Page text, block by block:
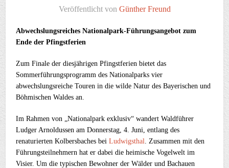
Veröffentlicht von Günther Freund
Abwechslungsreiches Nationalpark-Führungsangebot zum
Ende der Pfingstferien
Zum Finale der diesjährigen Pfingstferien bietet das
Sommerführungsprogramm des Nationalparks vier
abwechslungsreiche Touren in die wilde Natur des Bayerischen und
Böhmischen Waldes an.
Im Rahmen von „Nationalpark exklusiv“ wandert Waldführer
Ludger Arnoldussen am Donnerstag, 4. Juni, entlang des
renaturierten Kolbersbaches beiLudwigsthal . Zusammen mit den
Führungsteilnehmern hat er dabei die heimische Vogelwelt im
Visier. Um die typischen Bewohner der Wälder und Bachauen